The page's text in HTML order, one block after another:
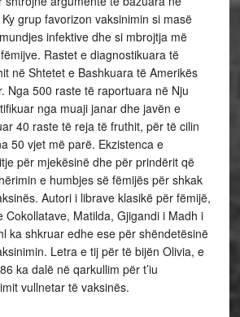
grup favorizon vaksinimin si masë
infektive dhe si mbrojtja më
Rastet e diagnostikuara të
në Shtetet e Bashkuara të Amerikës
Nga 500 raste të raportuara në Nju
nga muaji janar dhe javën e
40 raste të reja të fruthit, për të cilin
50 vjet më parë. Ekzistenca e
për mjekësinë dhe për prindërit që
e humbjes së fëmijës për shkak
Autori i librave klasikë për fëmijë,
Cokollatave, Matilda, Gjigandi i Madh i
ka shkruar edhe ese për shëndetësinë
Letra e tij për të bijën Olivia, e
ka dalë në qarkullim për t’iu
vullnetar të vaksinës.